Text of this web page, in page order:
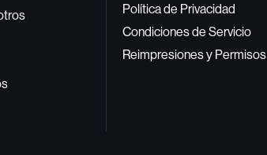
Política de Privacidad
Condiciones de Servicio
Reimpresiones y Permisos